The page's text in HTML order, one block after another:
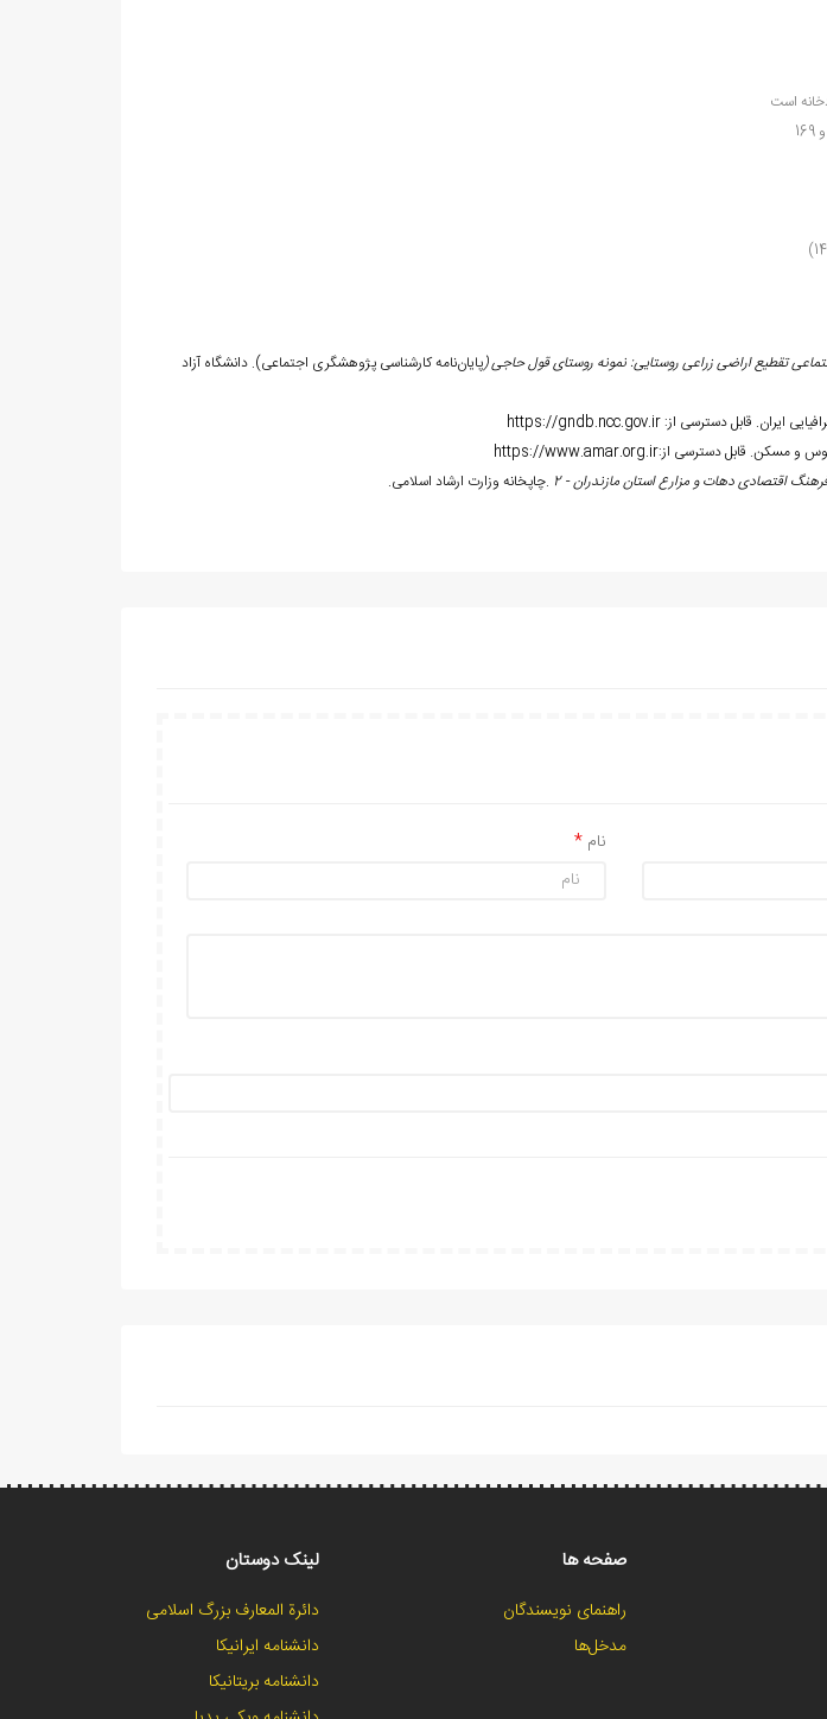
است
تقطیع اراضی زراعی روستایی: نمونه روستای قول حاجی (پایان‌نامه کارشناسی پژوهشگری اجتماعی). دانشگاه آزاد
ایران. قابل دسترسی از:https://gndb.ncc.gov.ir
نفوس و مسکن. قابل دسترسی از:https://www.amar.org.ir
اقتصادی دهات و مزارع استان مازندران - 2 .چاپخانه وزارت ارشاد اسلامی.
نام
صفحه ها
راهنمای نویسندگان
مدخل‌ها
لینک دوستان
دائرة المعارف بزرگ اسلامی
دانشنامه ایرانیکا
دانشنامه بریتانیکا